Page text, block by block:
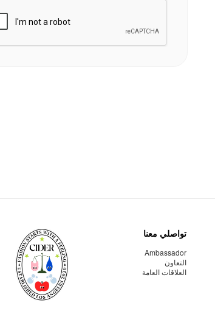
تواصلي معنا
Ambassador
التعاون
العلاقات العامة